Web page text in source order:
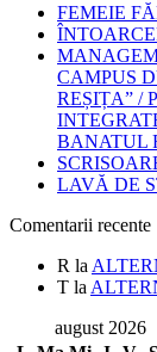
FEMEIE
CAMPUS
REȘIȚA” /
BANATUL
LAVĂ DE
Comentarii recente
R la
T la
august 2026